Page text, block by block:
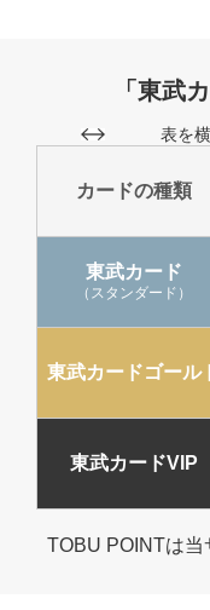
「東武
表を
カードの種類
東武カード
（スタンダード）
東武カードゴール
東武カードVIP
TOBU POINTは当